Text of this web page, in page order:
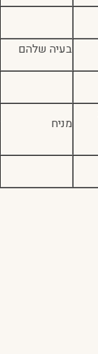
בעיה שלהם
מניח